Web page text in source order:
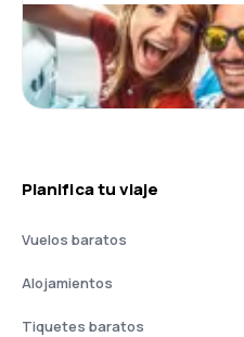
Planifica tu viaje
Vuelos baratos
Alojamientos
Tiquetes baratos